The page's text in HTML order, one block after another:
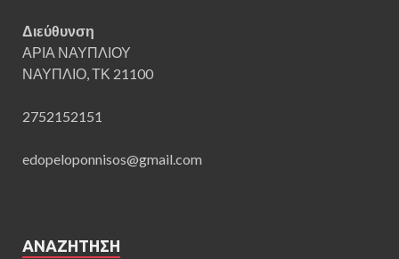
Διεύθυνση
ΑΡΙΑ ΝΑΥΠΛΙΟΥ
ΝΑΥΠΛΙΟ, ΤΚ 21100
2752152151
edopeloponnisos@gmail.com
ΑΝΑΖΉΤΗΣΗ